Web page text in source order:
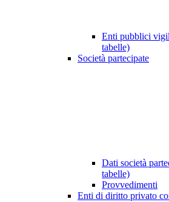
Enti pubblici
tabelle)
Società partecipate
Dati società
tabelle)
Provvedimenti
Enti di diritto privato